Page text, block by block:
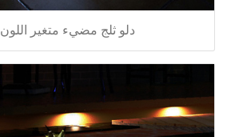
دلو ثلج مضيء متغير اللون ib740